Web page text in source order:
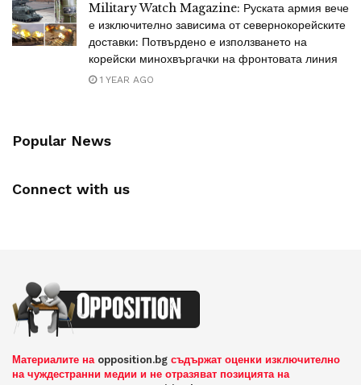
Military Watch Magazine: Руската армия вече
е изключително зависима от севернокорейските
доставки: Потвърдено е използването на
корейски минохвъргачки на фронтовата линия
1 YEAR AGO
Popular News
Connect with us
Материалите на opposition.bg съдържат оценки изключително
на чуждестранни медии и не отразяват позицията на